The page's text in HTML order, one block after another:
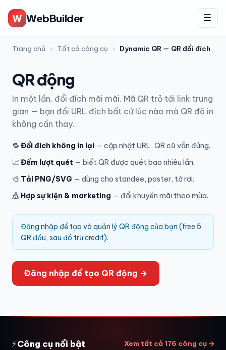
W WebBuilder ☰
Trang chủ › Tất cả công cụ › Dynamic QR — QR đổi đích
QR động
In một lần, đổi đích mãi mãi. Mã QR trỏ tới link trung
gian — bạn đổi URL đích bất cứ lúc nào mà QR đã in
không cần thay.
🔁 Đổi đích không in lại — cập nhật URL, QR cũ vẫn đúng.
📈 Đếm lượt quét — biết QR được quét bao nhiêu lần.
🎨 Tải PNG/SVG — dùng cho standee, poster, tờ rơi.
🎪 Hợp sự kiện & marketing — đổi khuyến mãi theo mùa.
Đăng nhập để tạo và quản lý QR động của bạn (free 5
QR đầu, sau đó trừ credit).
Đăng nhập để tạo QR động →
⚡Công cụ nổi bật Xem tất cả 176 công cụ →